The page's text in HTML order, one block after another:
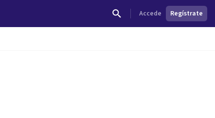
Accede Regístrate